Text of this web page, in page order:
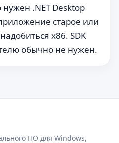
.NET Desktop
старое или
x86. SDK
обычно не нужен.
ПО для Windows,